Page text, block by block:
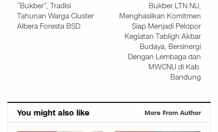
“Bukber”, Tradisi
Tahunan Warga Cluster
Albera Foresta BSD
Bukber LTN NU,
Menghasilkan Komitmen
Siap Menjadi Pelopor
Kegiatan Tabligh Akbar
Budaya, Bersinergi
Dengan Lembaga dan
MWCNU di Kab.
Bandung
You might also like More From Author